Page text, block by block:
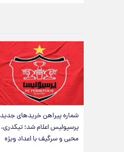
شماره پیراهن خریدهای جدید
پرسپولیس اعلام شد؛ تیکدری،
محبی و سرگیف با اعداد ویژه